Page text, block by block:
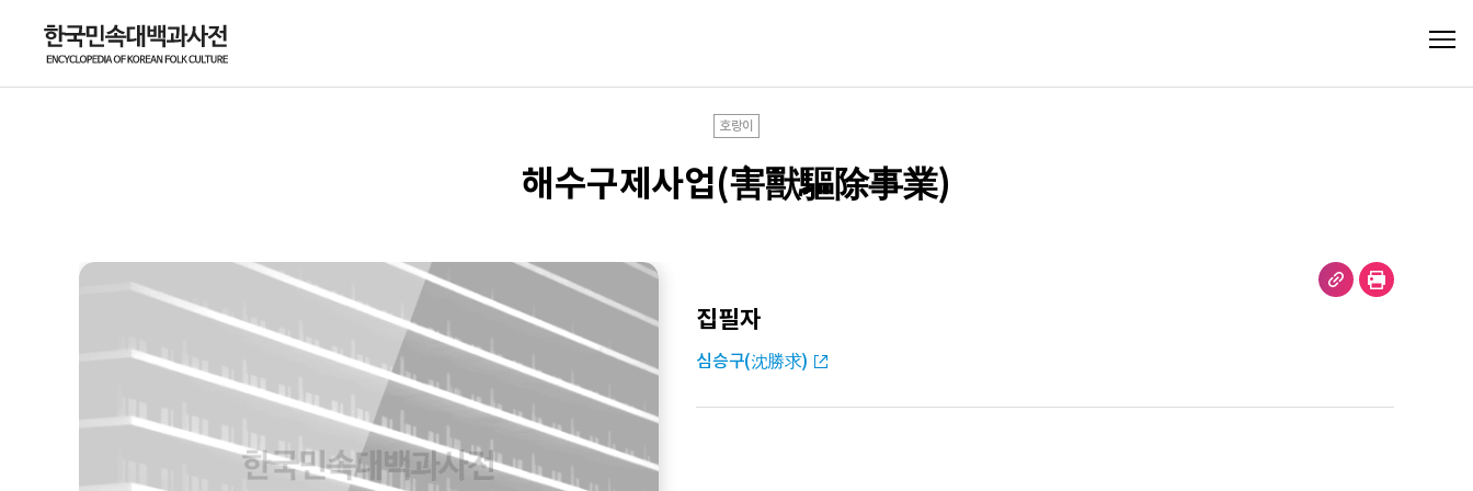
호랑이
해수구제사업(害獸驅除事業)
집필자
심승구(沈勝求)